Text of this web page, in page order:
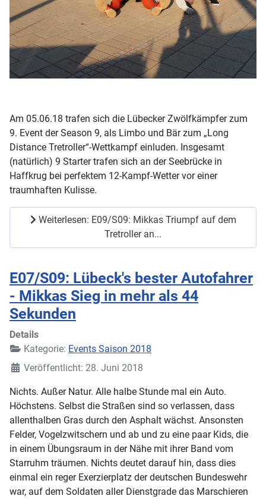
Am 05.06.18 trafen sich die Lübecker Zwölfkämpfer zum
9. Event der Season 9, als Limbo und Bär zum „Long
Distance Tretroller“-Wettkampf einluden. Insgesamt
(natürlich) 9 Starter trafen sich an der Seebrücke in
Haffkrug bei perfektem 12-Kampf-Wetter vor einer
traumhaften Kulisse.
Weiterlesen: E09/S09: Mikkas Triumpf auf dem
Tretroller an...
E07/S09: Lübeck's bester Autofahrer
- Mikkas Sieg in mehr als 44
Sekunden
Details
Kategorie: Events Saison 2018
Veröffentlicht: 28. Juni 2018
Nichts. Außer Natur. Alle halbe Stunde mal ein Auto.
Höchstens. Selbst die Straßen sind so verlassen, dass
allenthalben Gras durch den Asphalt wächst. Ansonsten
Felder, Vogelzwitschern und ab und zu eine paar Kids, die
in einem Übungsraum in der Nähe mit ihrer Band vom
Starruhm träumen. Nichts deutet darauf hin, dass dies
einmal ein reger Exerzierplatz der deutschen Bundeswehr
war, auf dem Soldaten aller Dienstgrade das Marschieren